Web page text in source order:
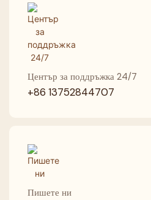
Център за поддръжка 24/7
+86 13752844707
Пишете ни